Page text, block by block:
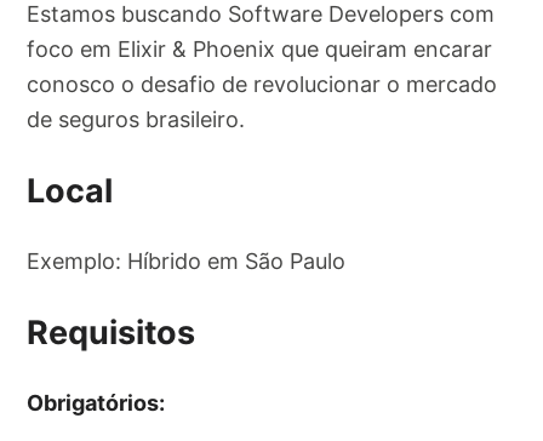
Estamos buscando Software Developers com
foco em Elixir & Phoenix que queiram encarar
conosco o desafio de revolucionar o mercado
de seguros brasileiro.
Local
Exemplo: Híbrido em São Paulo
Requisitos
Obrigatórios: